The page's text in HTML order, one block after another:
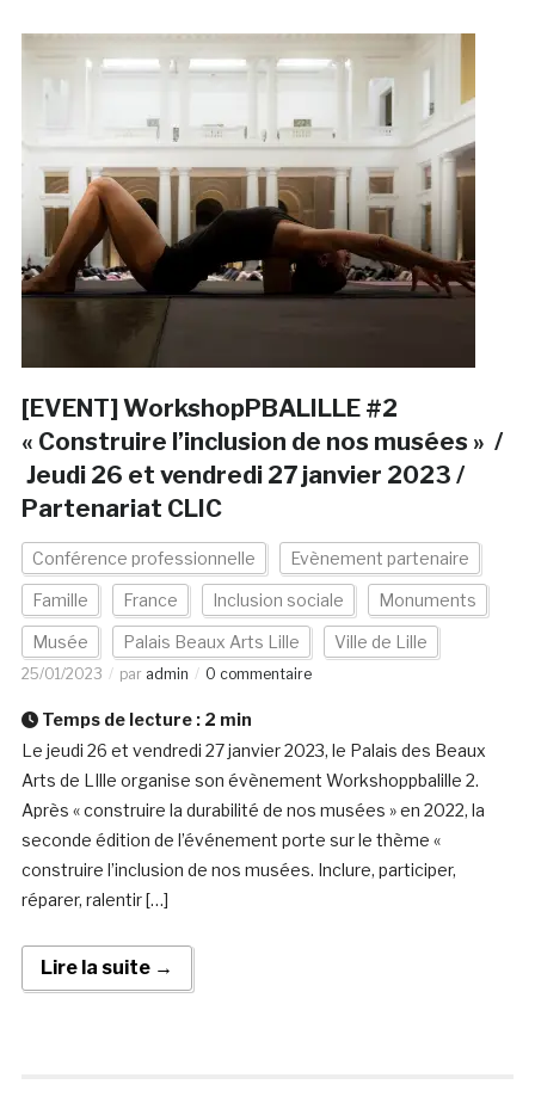
[EVENT] WorkshopPBALILLE #2
« Construire l’inclusion de nos musées » /
Jeudi 26 et vendredi 27 janvier 2023 /
Partenariat CLIC
Conférence professionnelle Evènement partenaire
Famille France Inclusion sociale Monuments
Musée Palais Beaux Arts Lille Ville de Lille
25/01/2023 par admin 0 commentaire
Temps de lecture : 2 min
Le jeudi 26 et vendredi 27 janvier 2023, le Palais des Beaux
Arts de LIlle organise son évènement Workshoppbalille ­2.
Après « construire la durabilité de nos musées » en 2022, la
seconde édition de l’événement porte sur le thème «
construire l’inclusion de nos musées. Inclure, participer,
réparer, ralentir […]
Lire la suite →